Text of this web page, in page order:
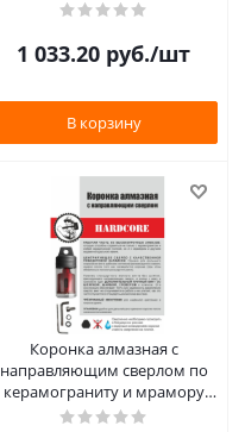
50мм "Hardcore"
1 033.20 руб./шт
В корзину
Коронка алмазная с
направляющим сверлом по
керамограниту и мрамору
16мм "Hardcore"